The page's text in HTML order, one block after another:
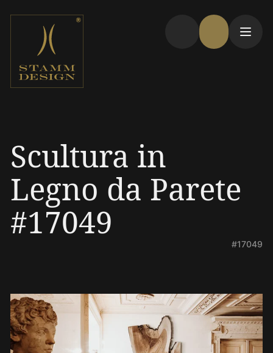
Scultura in
Legno da Parete
#17049
#17049